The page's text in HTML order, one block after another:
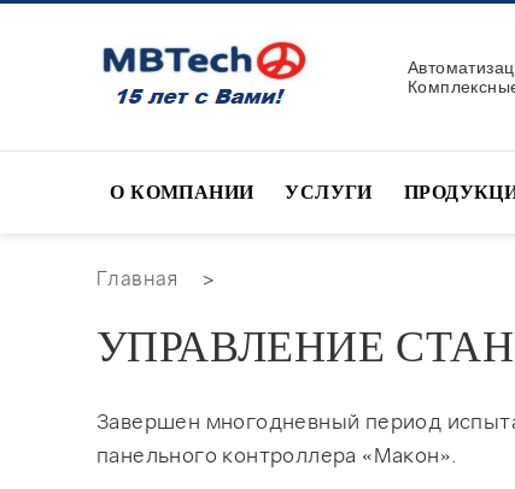
О КОМПАНИИ УСЛУГИ
Главная >
УПРАВЛЕНИЕ
Завершен многодневный период
панельного контроллера «Макон».